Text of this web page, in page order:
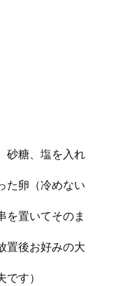
砂糖、塩を入れ
た卵（冷めない
を置いてそのま
置後お好みの大
す）